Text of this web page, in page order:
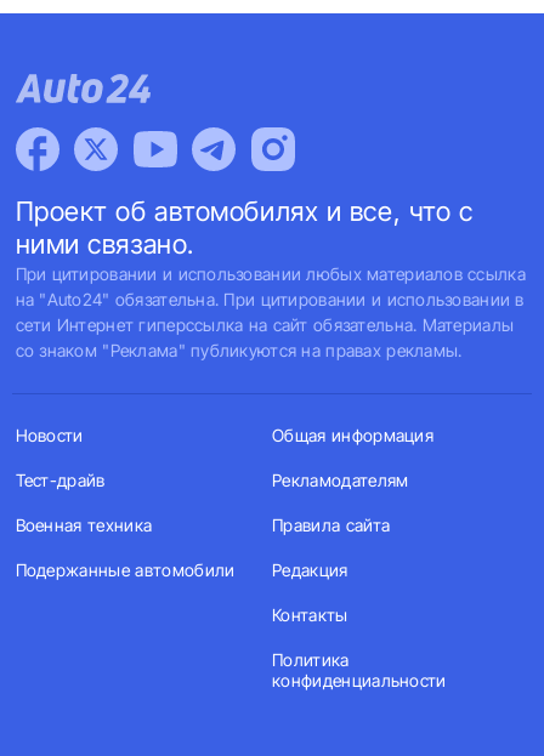
Проект об автомобилях и все, что с
ними связано.
При цитировании и использовании любых материалов ссылка
на "Auto24" обязательна. При цитировании и использовании в
сети Интернет гиперссылка на сайт обязательна. Материалы
со знаком "Реклама" публикуются на правах рекламы.
Новости
Тест-драйв
Военная техника
Подержанные автомобили
Общая информация
Рекламодателям
Правила сайта
Редакция
Контакты
Политика
конфиденциальности